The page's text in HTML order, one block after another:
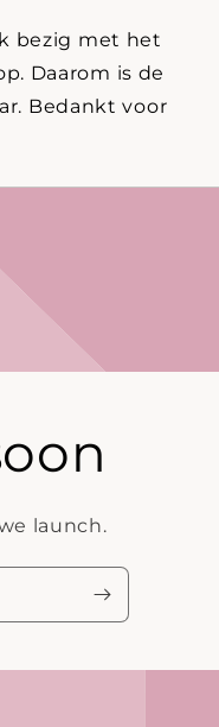
bezig met het
Daarom is de
Bedankt voor
launch.